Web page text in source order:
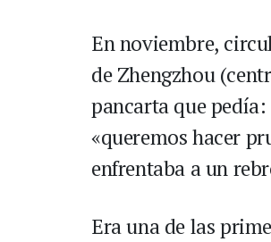
En noviembre,
de Zhengzhou
pancarta que
«queremos hacer
enfrentaba a un
Era una de las